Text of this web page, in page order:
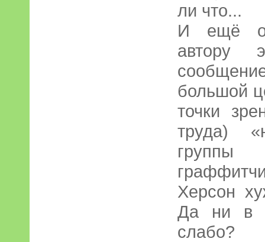
ли что...
И ещё
автору
большой
точки
труда)
группы
Херсон
Да ни в
слабо?